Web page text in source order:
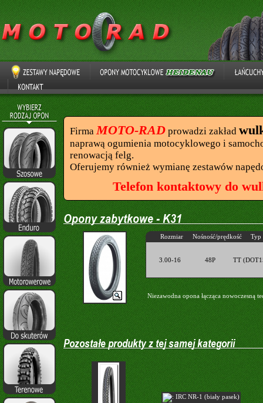
FirmaMOTO-RAD prowadzi zakład
naprawą ogumienia motocyklowego i
renowacją felg.
Oferujemy również wymianę zestawów
Telefon kontaktowy do
Rozmiar Nośność/prędkość Typ
3.00-16 48P TT
Niezawodna opona łącząca nowoczesną